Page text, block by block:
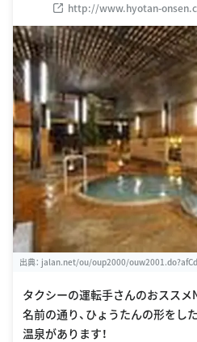
http://www.hyotan-
出典： jalan.net/ou/oup2000/
タクシーの運転手さんのおススメ
名前の通り、ひょうたんの形をし
温泉があります！